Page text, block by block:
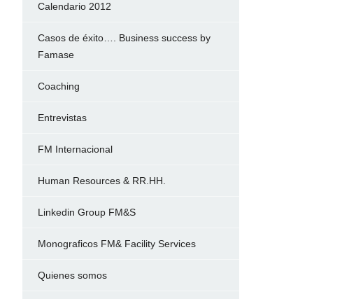
Calendario 2012
Casos de éxito…. Business success by
Famase
Coaching
Entrevistas
FM Internacional
Human Resources & RR.HH.
Linkedin Group FM&S
Monograficos FM& Facility Services
Quienes somos